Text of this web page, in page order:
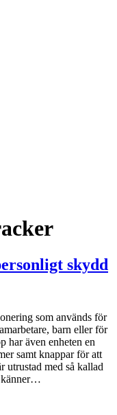
skydd
som används för
barn eller för
har även enheten en
samt knappar för att
utrustad med så kallad
känner…